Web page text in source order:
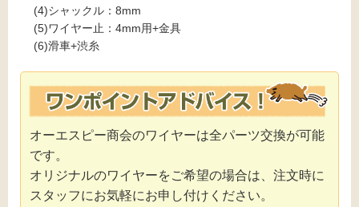
(4)シャックル：8mm
(5)ワイヤー止：4mm用+金具
(6)滑車+渋糸
オーエスピー商会のワイヤーは全パーツ交換が可能
です。
オリジナルのワイヤーをご希望の場合は、注文時に
スタッフにお気軽にお申し付けください。